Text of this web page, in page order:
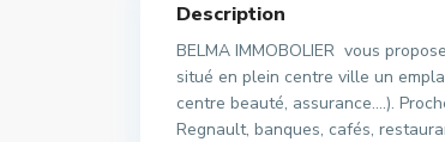
Description
BELMA IMMOBOLIER vous
situé en plein centre ville un
centre beauté, assurance….).
Regnault, banques, cafés,